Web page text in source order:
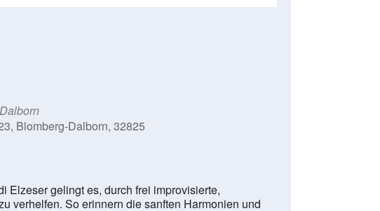
Blomberg-Dalborn, 32825
Elzeser gelingt es, durch frei improvisierte,
verhelfen. So erinnern die sanften Harmonien und